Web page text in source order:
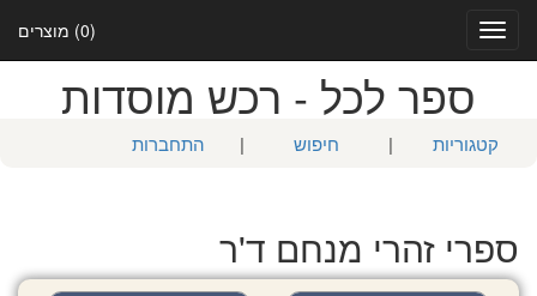
(0) מוצרים
Toggle
navigation
ספר לכל - רכש מוסדות
קטגוריות | חיפוש | התחברות
ספרי זהרי מנחם ד'ר